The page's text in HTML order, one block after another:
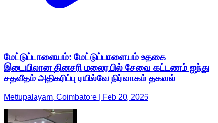
மேட்டுப்பாளையம்: மேட்டுப்பாளையம் உதகை
இடையிலான தினசரி மலைரயில் சேவை கட்டணம் ஐந்து
சதவீதம் அதிகரிப்பு ரயில்வே நிர்வாகம் தகவல்
Mettupalayam, Coimbatore | Feb 20, 2026